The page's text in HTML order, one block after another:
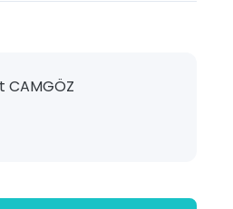
CAMGÖZ